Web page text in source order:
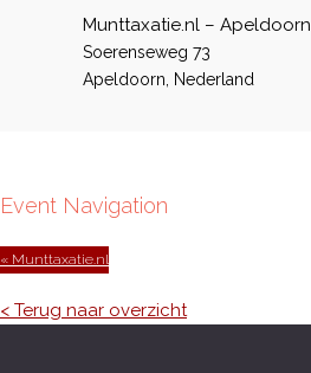
Munttaxatie.nl – Apeldoorn
Soerenseweg 73
Apeldoorn
Nederland
Event Navigation
« Munttaxatie.nl
< Terug naar overzicht